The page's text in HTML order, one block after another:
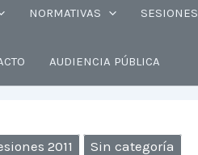
NORMATIVAS SESIONES
AUDIENCIA PÚBLICA
2011 Sin categoría